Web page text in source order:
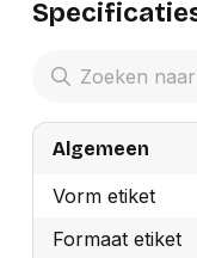
Algemeen
Vorm etiket
Formaat etiket